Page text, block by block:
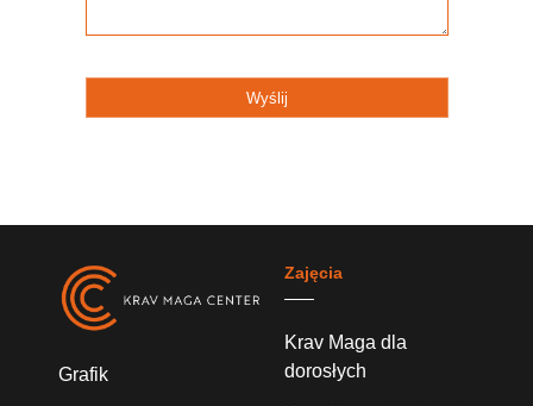
Grafik
Zajęcia
Krav Maga dla
dorosłych